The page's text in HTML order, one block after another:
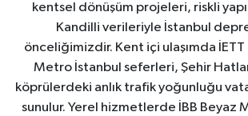
kentsel dönüşüm projeleri, riskli yapı
Kandilli verileriyle İstanbul
önceliğimizdir. Kent içi ulaşımda
Metro İstanbul seferleri, Şehir
köprülerdeki anlık trafik yoğunluğu
sunulur. Yerel hizmetlerde İBB Beyaz